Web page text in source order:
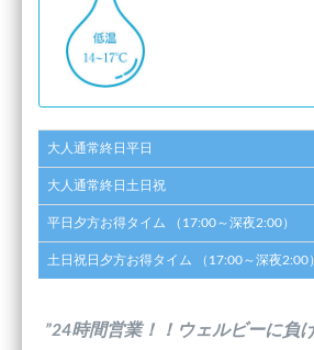
大人通常終日平日
大人通常終日土日祝
平日夕方お得タイム （17:00～深夜2:00）
土日祝日夕方お得タイム （17:00～深夜2:00）
”24時間営業！！ウェルビーに負